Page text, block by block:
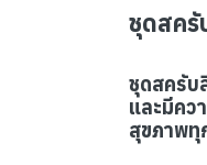
ชุดสครั
ชุดสครับ
และมีคว
สุขภาพทุ